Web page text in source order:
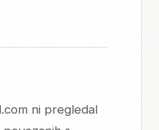
ni pregledal